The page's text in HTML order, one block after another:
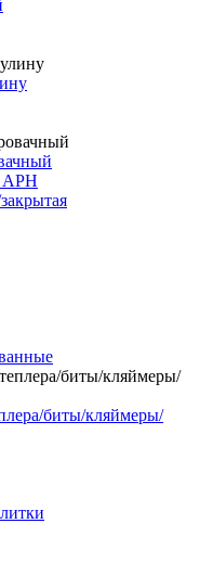
АРН
биты/кляймеры/